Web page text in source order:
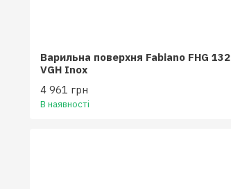
Варильна поверхня Fabiano FHG 132
VGH Inox
4 961 грн
В наявності